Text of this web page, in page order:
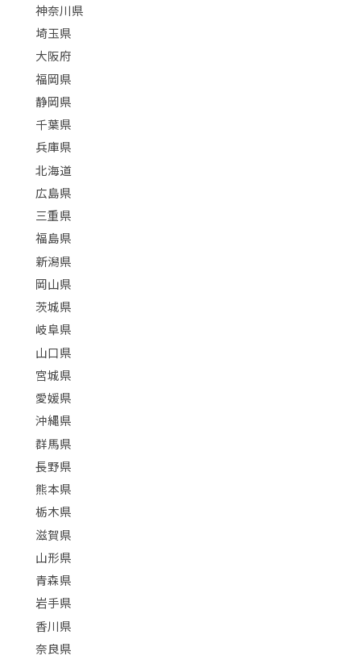
神奈川県
埼玉県
大阪府
福岡県
静岡県
千葉県
兵庫県
北海道
広島県
三重県
福島県
新潟県
岡山県
茨城県
岐阜県
山口県
宮城県
愛媛県
沖縄県
群馬県
長野県
熊本県
栃木県
滋賀県
山形県
青森県
岩手県
香川県
奈良県